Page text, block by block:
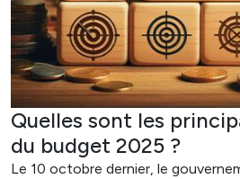
Quelles sont les
du budget 2025 ?
Le 10 octobre dernier, le